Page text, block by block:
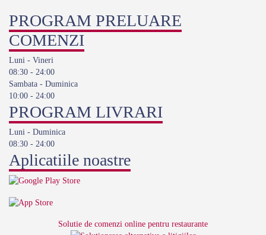
PROGRAM PRELUARE
COMENZI
Luni - Vineri
08:30 - 24:00
Sambata - Duminica
10:00 - 24:00
PROGRAM LIVRARI
Luni - Duminica
08:30 - 24:00
Aplicatiile noastre
Solutie de comenzi online pentru restaurante